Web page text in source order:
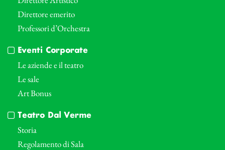
Direttore emerito
Professori d’Orchestra
Eventi Corporate
Le aziende e il teatro
Le sale
Art Bonus
Teatro Dal Verme
Storia
Regolamento di Sala